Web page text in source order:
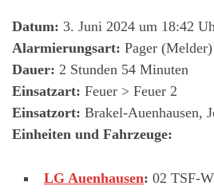
Datum: 3. Juni 2024 um 18:42
Alarmierungsart: Pager (Melder)
Dauer: 2 Stunden 54 Minuten
Einsatzart: Feuer > Feuer 2
Einsatzort: Brakel-Auenhausen,
Einheiten und Fahrzeuge:
LG Auenhausen: 02 TSF-W